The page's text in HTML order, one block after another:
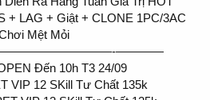
+ LAG + Giật + CLONE 1PC/3AC
Mệt Mỏi
————
Đến 10h T3 24/09
VIP 12 SKill Tư Chất 135k